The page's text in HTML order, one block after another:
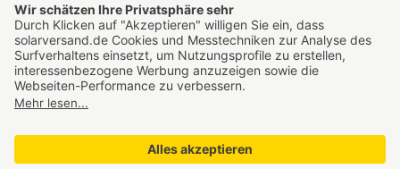
Bestellung widerrufen
* Alle Preise inkl. gesetzl. Mehrwertsteuer zzgl.
Versandkosten - versandkostenfrei ab 60 € innerhalb
Sperrgutversand ausgenommen. Versand erfolgt per DHL
»GoGreen« innerhalb Deutschlands.